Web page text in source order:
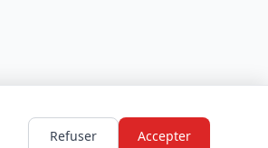
Refuser Accepter